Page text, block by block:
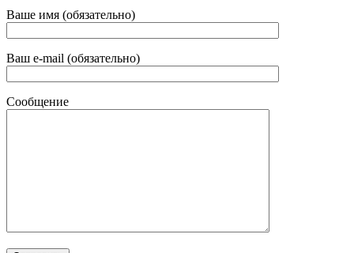
Ваше имя (обязательно)
Ваш e-mail (обязательно)
Сообщение